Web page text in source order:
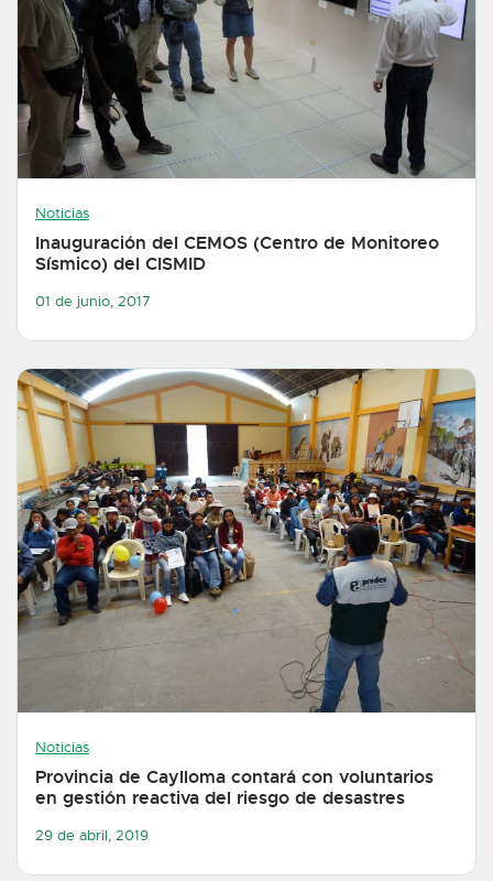
Noticias
Inauguración del CEMOS (Centro de Monitoreo
Sísmico) del CISMID
01 de junio, 2017
Noticias
Provincia de Caylloma contará con voluntarios
en gestión reactiva del riesgo de desastres
29 de abril, 2019